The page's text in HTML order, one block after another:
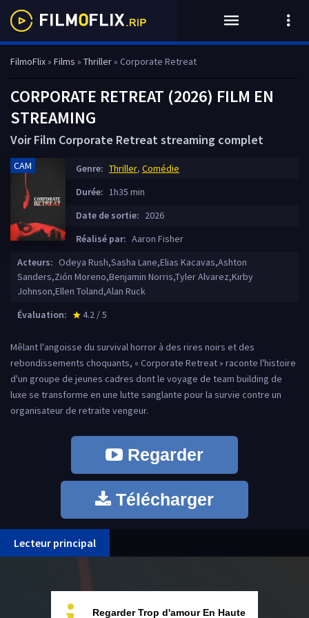
FilmoFlix» Films » Thriller» Corporate Retreat
CORPORATE RETREAT (2026) FILM EN
STREAMING
Voir Film Corporate Retreat streaming complet
CAM Genre: Thriller, Comédie
Durée: 1h35 min
Date de sortie: 2026
Réalisé par: Aaron Fisher
Acteurs: Odeya Rush,Sasha Lane,Elias Kacavas,Ashton
Sanders,Zión Moreno,Benjamin Norris,Tyler Alvarez,Kirby
Johnson,Ellen Toland,Alan Ruck
Évaluation:
star_rate
4.2 / 5
Mêlant l'angoisse du survival horror à des rires noirs et des
rebondissements choquants, « Corporate Retreat » raconte l'histoire
d'un groupe de jeunes cadres dont le voyage de team building de
luxe se transforme en une lutte sanglante pour la survie contre un
organisateur de retraite vengeur.
Regarder
Télécharger
Lecteur principal
Regarder Trop d'amour En Haute